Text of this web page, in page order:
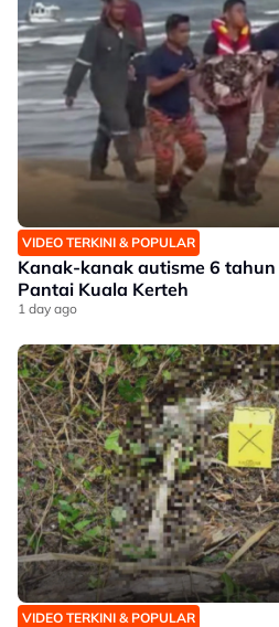
VIDEO TERKINI & POPULAR
Kanak-kanak autisme 6
Pantai Kuala Kerteh
1 day ago
VIDEO TERKINI & POPULAR